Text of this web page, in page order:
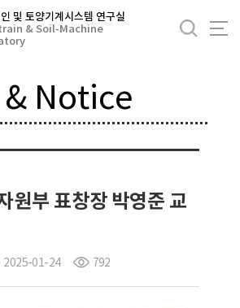
및 토양기계시스템 연구실
& Soil-Machine
Notice
원부 표창장 박영준 교
2025-01-24 792